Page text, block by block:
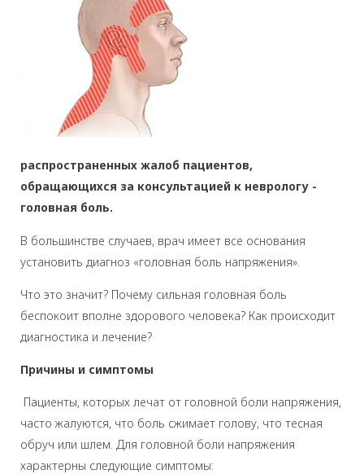
распространенных жалоб пациентов,
обращающихся за консультацией к неврологу -
головная боль.
В большинстве случаев, врач имеет все основания
установить диагноз «головная боль напряжения».
Что это значит? Почему сильная головная боль
беспокоит вполне здорового человека? Как происходит
диагностика и лечение?
Причины и симптомы
Пациенты, которых лечат от головной боли напряжения,
часто жалуются, что боль сжимает голову, что тесная
обруч или шлем. Для головной боли напряжения
характерны следующие симптомы: